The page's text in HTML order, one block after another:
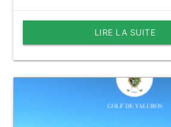
LIRE LA SUITE